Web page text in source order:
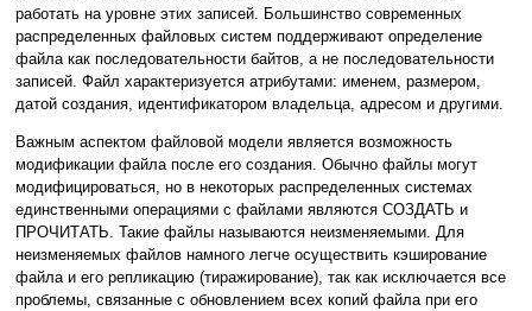
работать на уровне этих записей. Большинство современных
распределенных файловых систем поддерживают определение
файла как последовательности байтов, а не последовательности
записей. Файл характеризуется атрибутами: именем, размером,
датой создания, идентификатором владельца, адресом и другими.
Важным аспектом файловой модели является возможность
модификации файла после его создания. Обычно файлы могут
модифицироваться, но в некоторых распределенных системах
единственными операциями с файлами являются СОЗДАТЬ и
ПРОЧИТАТЬ. Такие файлы называются неизменяемыми. Для
неизменяемых файлов намного легче осуществить кэширование
файла и его репликацию (тиражирование), так как исключается все
проблемы, связанные с обновлением всех копий файла при его